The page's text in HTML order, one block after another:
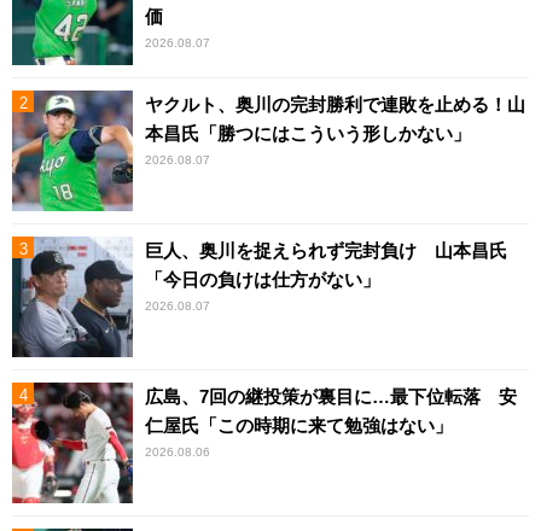
価
2026.08.07
ヤクルト、奥川の完封勝利で連敗を止める！山
本昌氏「勝つにはこういう形しかない」
2026.08.07
巨人、奥川を捉えられず完封負け 山本昌氏
「今日の負けは仕方がない」
2026.08.07
広島、7回の継投策が裏目に…最下位転落 安
仁屋氏「この時期に来て勉強はない」
2026.08.06